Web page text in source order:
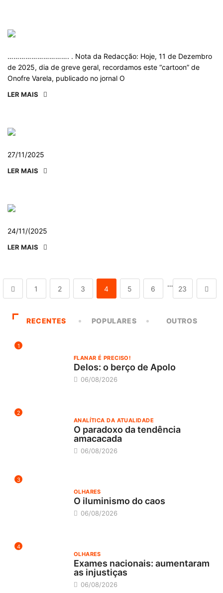
…………………………. . Nota da Redacção: Hoje, 11 de Dezembro
de 2025, dia de greve geral, recordamos este “cartoon” de
Onofre Varela, publicado no jornal O
LER MAIS
27/11/2025
LER MAIS
24/11/(2025
LER MAIS
1 2 3 4 5 6
…
23
RECENTES POPULARES OUTROS
1
FLANAR É PRECISO!
Delos: o berço de Apolo
06/08/2026
2
ANALÍTICA DA ATUALIDADE
O paradoxo da tendência
amacacada
06/08/2026
3
OLHARES
O iluminismo do caos
06/08/2026
4
OLHARES
Exames nacionais: aumentaram
as injustiças
06/08/2026